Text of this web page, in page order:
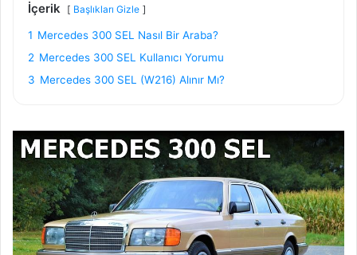
İçerik Başlıkları Gizle
1 Mercedes 300 SEL Nasıl Bir Araba?
2 Mercedes 300 SEL Kullanıcı Yorumu
3 Mercedes 300 SEL (W216) Alınır Mı?